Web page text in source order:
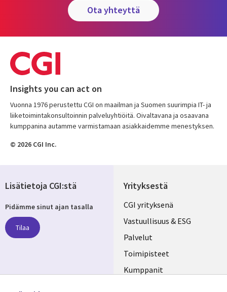
ota yhteyttä
Insights you can act on
Vuonna 1976 perustettu CGI on maailman ja Suomen suurimpia IT- ja
liiketoimintakonsultoinnin palveluyhtiöitä. Oivaltavana ja osaavana
kumppanina autamme varmistamaan asiakkaidemme menestyksen.
© 2026 CGI Inc.
Yrityksestä
Useful
links
FINLAND
CGI yrityksenä
Vastuullisuus & ESG
Palvelut
Toimipisteet
Kumppanit
Lisätietoja CGI:stä
Pidämme sinut ajan tasalla
Tilaa